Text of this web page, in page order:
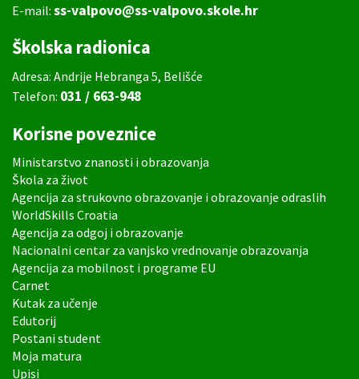
E-mail: ss-valpovo@ss-valpovo.skole.hr
Školska radionica
Adresa: Andrije Hebranga 5, Belišće
Telefon: 031 / 663-948
Korisne poveznice
Ministarstvo znanosti i obrazovanja
Škola za život
Agencija za strukovno obrazovanje i obrazovanje odraslih
WorldSkills Croatia
Agencija za odgoj i obrazovanje
Nacionalni centar za vanjsko vrednovanje obrazovanja
Agencija za mobilnost i programe EU
Carnet
Kutak za učenje
Edutorij
Postani student
Moja matura
Upisi